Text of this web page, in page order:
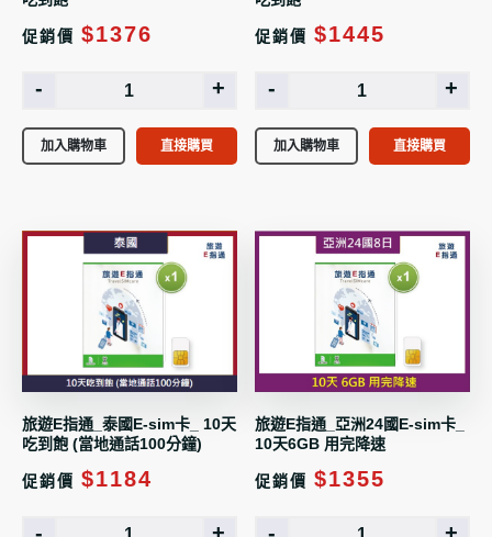
促銷價 $1376
- +
加入購物車 直接購買
促銷價 $1445
- +
加入購物車 直接購買
旅遊E指通_泰國E-sim卡_ 10天
吃到飽 (當地通話100分鐘)
促銷價 $1184
- +
旅遊E指通_亞洲24國E-sim卡_
10天6GB 用完降速
促銷價 $1355
- +